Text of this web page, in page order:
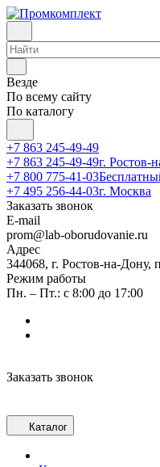
Везде
По всему сайту
По каталогу
+7 863 245-49-49
+7 863 245-49-49г. Ростов-
+7 800 775-41-03
+7 495 256-44-03г. Москва
Заказать звонок
E-mail
prom@lab-oborudovanie.ru
Адрес
344068, г. Ростов-на-
Режим работы
Пн. – Пт.: с 8:00 до 17:00
Заказать звонок
Каталог